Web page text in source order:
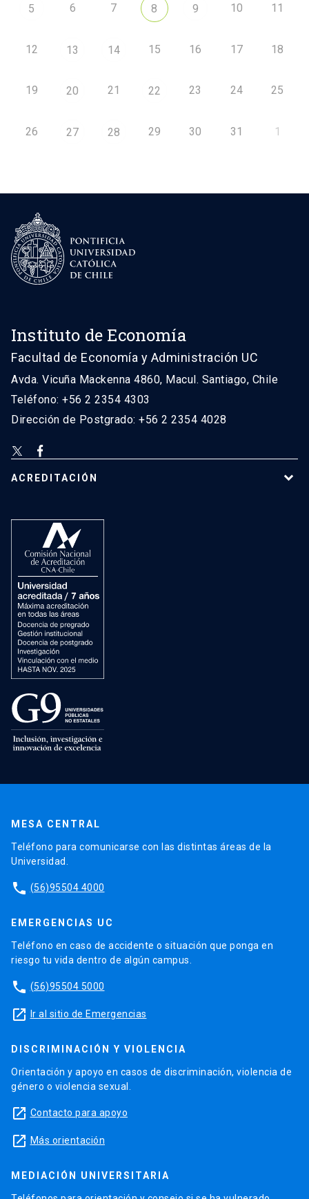
5 6 7 8 9 10 11
12 13 14 15 16 17 18
19 20 21 22 23 24 25
26 27 28 29 30 31 1
Instituto de Economía
Facultad de Economía y Administración UC
Avda. Vicuña Mackenna 4860, Macul. Santiago, Chile
Teléfono: +56 2 2354 4303
Dirección de Postgrado: +56 2 2354 4028
ACREDITACIÓN
MESA CENTRAL
Teléfono para comunicarse con las distintas áreas de la
Universidad.
phone (56)95504 4000
EMERGENCIAS UC
Teléfono en caso de accidente o situación que ponga en
riesgo tu vida dentro de algún campus.
phone (56)95504 5000
launch Ir al sitio de Emergencias
DISCRIMINACIÓN Y VIOLENCIA
Orientación y apoyo en casos de discriminación, violencia de
género o violencia sexual.
launch Contacto para apoyo
launch Más orientación
MEDIACIÓN UNIVERSITARIA